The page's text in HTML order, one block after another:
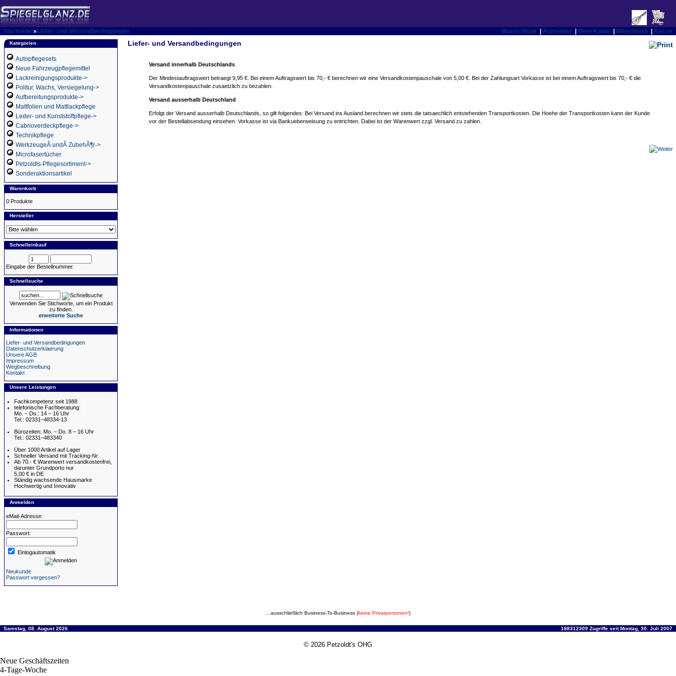
Startseite » Liefer- und Versandbedingungen Wunschliste Anmelden Mein Konto Warenkorb Kasse
Kategorien
Autopflegesets
Neue Fahrzeugpflegemittel
Lackreinigungsprodukte->
Politur, Wachs, Versiegelung->
Aufbereitungsprodukte->
Mattfolien und Mattlackpflege
Leder- und Kunststoffpflege->
Cabrioverdeckpflege->
Technikpflege
WerkzeugeÂ undÂ ZubehÃ¶r->
Microfasertücher
Petzoldts-Pflegesortiment->
Sonderaktionsartikel
Warenkorb
0 Produkte
Hersteller
Schnelleinkauf
Eingabe der Bestellnummer.
Schnellsuche
Verwenden Sie Stichworte, um ein Produkt
zu finden.
erweiterte Suche
Informationen
Liefer- und Versandbedingungen
Datenschutzerklaerung
Unsere AGB
Impressum
Wegbeschreibung
Kontakt
Unsere Leistungen
Fachkompetenz seit 1988
telefonische Fachberatung:
Mo. – Do.: 14 – 16 Uhr
Tel.: 02331–48334-13
Bürozeiten: Mo. – Do. 8 – 16 Uhr
Tel.: 02331–483340
Über 1000 Artikel auf Lager
Schneller Versand mit Tracking-Nr.
Ab 70.- € Warenwert versandkostenfrei,
darunter Grundporto nur
5,00 € in DE
Ständig wachsende Hausmarke
Hochwertig und Innovativ
Anmelden
eMail-Adresse:
Passwort:
Einlogautomatik
Neukunde
Passwort vergessen?
Liefer- und Versandbedingungen
Versand innerhalb Deutschlands
Der Mindestauftragswert betraegt 9,95 €. Bei einem Auftragswert bis 70,- € berechnen wir eine Versandkostenpauschale von 5,00 €. Bei der Zahlungsart Vorkasse ist bei einem Auftragswert bis 70,- € die
Versandkostenpauschale zusaetzlich zu bezahlen.
Versand ausserhalb Deutschland
Erfolgt der Versand ausserhalb Deutschlands, so gilt folgendes: Bei Versand ins Ausland berechnen wir stets die tatsaechlich entstehenden Transportkosten. Die Hoehe der Transportkosten kann der Kunde
vor der Bestellabsendung einsehen. Vorkasse ist via Bankueberweisung zu entrichten. Dabei ist der Warenwert zzgl. Versand zu zahlen.
...ausschließlich Business-To-Business (keine Privatpersonen!)
Samstag, 08. August 2026 188312309 Zugriffe seit Montag, 30. Juli 2007
© 2026 Petzoldt's OHG
Neue Geschäftszeiten
4-Tage-Woche